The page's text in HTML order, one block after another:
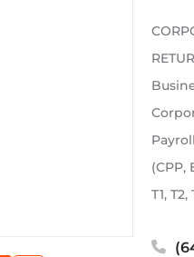
(CPP,
T1, T2,